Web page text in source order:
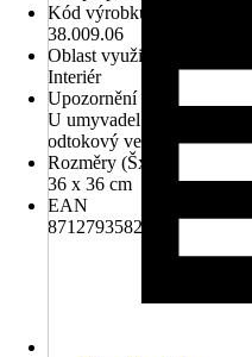
Kód výrobku
38.009.06
Oblast využití
Interiér
Upozornění
U umyvadel bez přepadu
odtokový ventil
Rozměry (ŠxH)
36 x 36 cm
EAN
8712793582886